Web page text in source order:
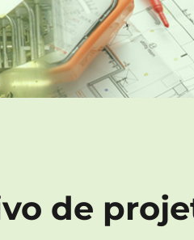
de